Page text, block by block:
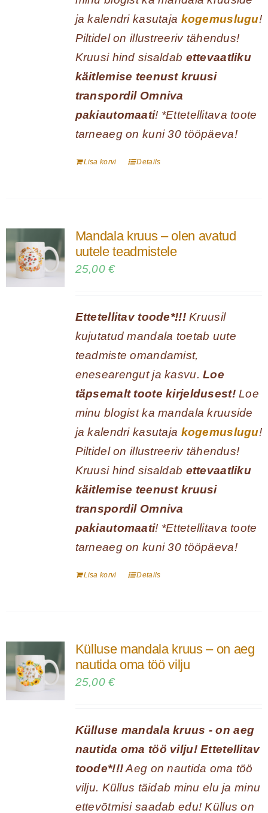
ja kalendri kasutaja kogemuslugu!
Piltidel on illustreeriv tähendus!
Kruusi hind sisaldab ettevaatliku
käitlemise teenust kruusi
transpordil Omniva
pakiautomaati! *Ettetellitava toote
tarneaeg on kuni 30 tööpäeva!
Lisa korvi Details
Mandala kruus – olen avatud
uutele teadmistele
25,00€
Ettetellitav toode*!!!Kruusil
kujutatud mandala toetab uute
teadmiste omandamist,
enesearengut ja kasvu.Loe
täpsemalt toote kirjeldusest!Loe
minu blogist ka mandala kruuside
ja kalendri kasutaja kogemuslugu!
Piltidel on illustreeriv tähendus!
Kruusi hind sisaldab ettevaatliku
käitlemise teenust kruusi
transpordil Omniva
pakiautomaati! *Ettetellitava toote
tarneaeg on kuni 30 tööpäeva!
Lisa korvi Details
Külluse mandala kruus – on aeg
nautida oma töö vilju
25,00€
Külluse mandala kruus - on aeg
nautida oma töö vilju! Ettetellitav
toode*!!!Aeg on nautida oma töö
vilju. Küllus täidab minu elu ja minu
ettevõtmisi saadab edu! Küllus on